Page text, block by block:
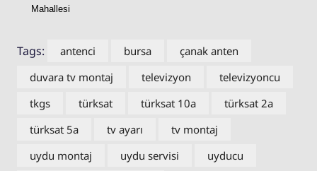
Mahallesi
Tags: antenci bursa
çanak anten
duvara tv montaj
televizyon
televizyoncu
tkgs
türksat türksat 10a
türksat 2a
türksat 5a
tv ayarı
tv montaj
uydu montaj
uydu servisi
uyducu